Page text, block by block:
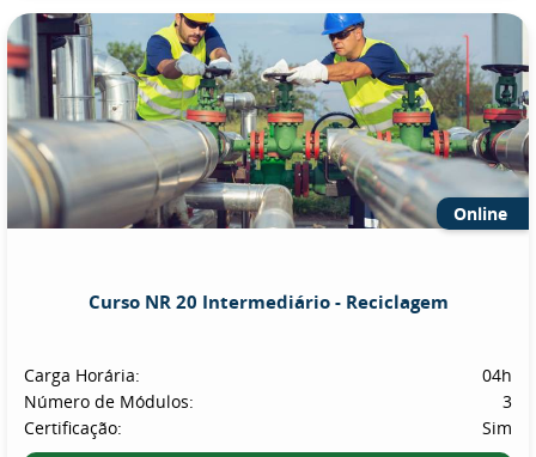
Online
Curso NR 20 Intermediário - Reciclagem
Carga Horária:
04h
Número de Módulos:
3
Certificação:
Sim